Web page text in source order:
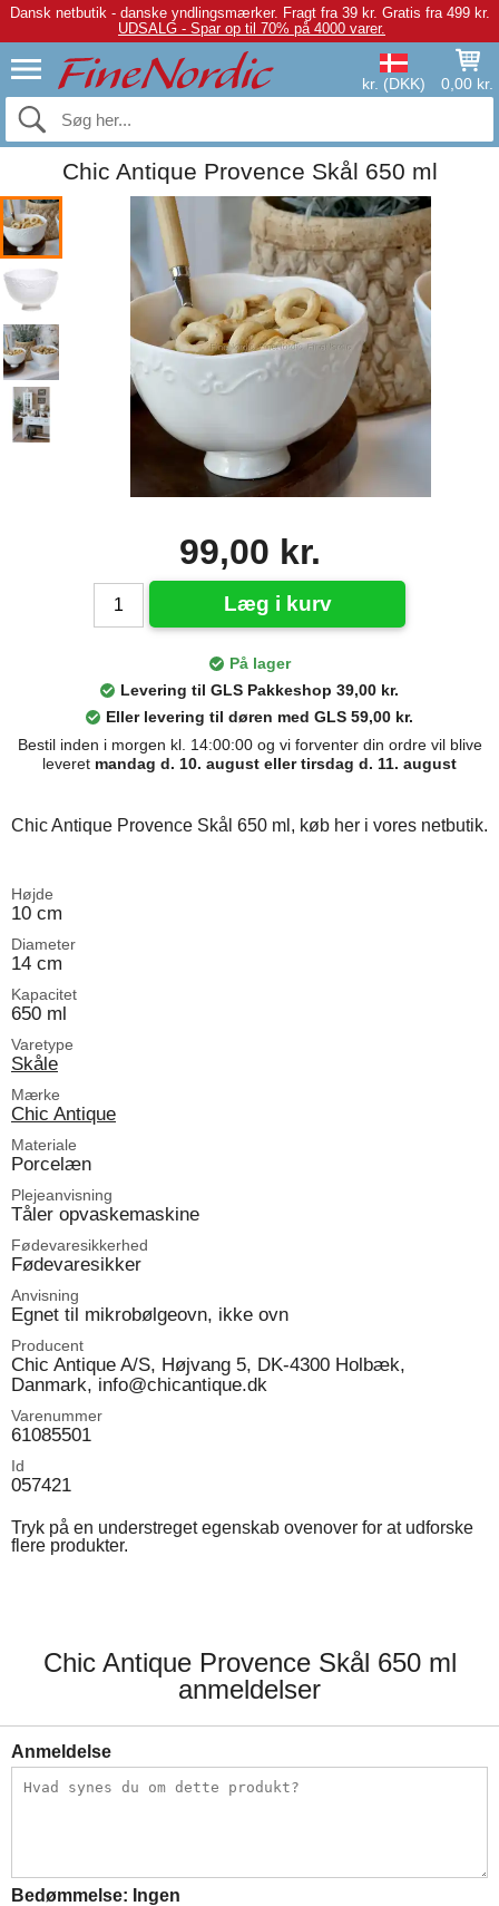
Dansk netbutik - danske yndlingsmærker. Fragt fra 39 kr. Gratis fra 499 kr.
UDSALG - Spar op til 70% på 4000 varer.
kr. (DKK) 0,00 kr.
Chic Antique Provence Skål 650 ml
99,00 kr.
Læg i kurv
På lager
Levering til GLS Pakkeshop 39,00 kr.
Eller levering til døren med GLS 59,00 kr.
Bestil inden i morgen kl. 14:00:00 og vi forventer din ordre vil blive
leveret mandag d. 10. august eller tirsdag d. 11. august
Chic Antique Provence Skål 650 ml, køb her i vores netbutik.
Højde
10 cm
Diameter
14 cm
Kapacitet
650 ml
Varetype
Skåle
Mærke
Chic Antique
Materiale
Porcelæn
Plejeanvisning
Tåler opvaskemaskine
Fødevaresikkerhed
Fødevaresikker
Anvisning
Egnet til mikrobølgeovn, ikke ovn
Producent
Chic Antique A/S, Højvang 5, DK-4300 Holbæk,
Danmark, info@chicantique.dk
Varenummer
61085501
Id
057421
Tryk på en understreget egenskab ovenover for at udforske
flere produkter.
Chic Antique Provence Skål 650 ml
anmeldelser
Anmeldelse
Bedømmelse: Ingen